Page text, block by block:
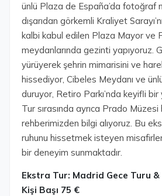
ünlü Plaza de España’da fotoğraf
dışarıdan görkemli Kraliyet
kalbi kabul edilen Plaza Mayor ve
meydanlarında gezinti yapıyoruz.
yürüyerek şehrin mimarisini ve
hissediyor, Cibeles Meydanı ve
duruyor, Retiro Parkı’nda keyifli bir
Tur sırasında ayrıca Prado Müzesi
rehberimizden bilgi alıyoruz. Bu
ruhunu hissetmek isteyen
bir deneyim sunmaktadır.
Ekstra Tur: Madrid Gece Turu &
Kişi Başı 75 €